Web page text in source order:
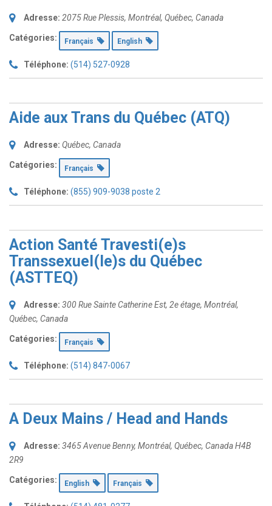
Adresse: 2075 Rue Plessis, Montréal, Québec, Canada
Catégories: Français English
Téléphone: (514) 527-0928
Aide aux Trans du Québec (ATQ)
Adresse: Québec, Canada
Catégories: Français
Téléphone: (855) 909-9038 poste 2
Action Santé Travesti(e)s
Transsexuel(le)s du Québec
(ASTTEQ)
Adresse: 300 Rue Sainte Catherine Est, 2e étage, Montréal,
Québec, Canada
Catégories: Français
Téléphone: (514) 847-0067
A Deux Mains / Head and Hands
Adresse: 3465 Avenue Benny, Montréal, Québec, CanadaH4B
2R9
Catégories: English Français